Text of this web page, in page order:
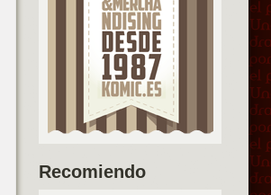
Recomiendo